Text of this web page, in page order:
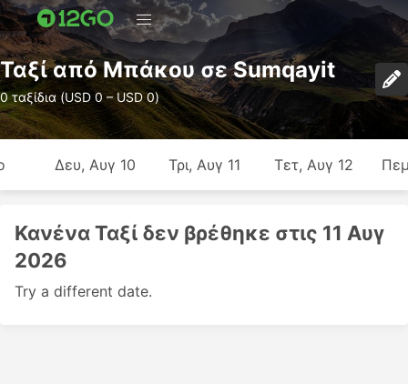
Ταξί από Μπάκου σε Sumqayit
0 ταξίδια (USD 0 – USD 0)
Δευ, Αυγ 10 Τρι, Αυγ 11 Τετ, Αυγ 12
Κανένα Ταξί δεν βρέθηκε στις 11 Αυγ
2026
Try a different date.